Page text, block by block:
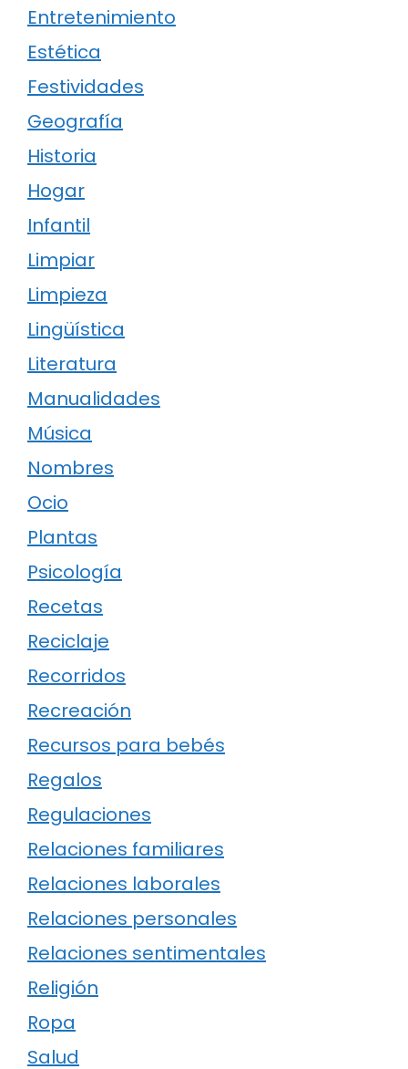
Entretenimiento
Estética
Festividades
Geografía
Historia
Hogar
Infantil
Limpiar
Limpieza
Lingüística
Literatura
Manualidades
Música
Nombres
Ocio
Plantas
Psicología
Recetas
Reciclaje
Recorridos
Recreación
Recursos para bebés
Regalos
Regulaciones
Relaciones familiares
Relaciones laborales
Relaciones personales
Relaciones sentimentales
Religión
Ropa
Salud